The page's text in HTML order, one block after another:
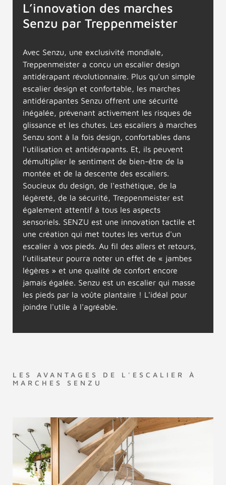
L’innovation des marches
Senzu par Treppenmeister
Avec Senzu, une exclusivité mondiale,
Treppenmeister a conçu un escalier design
antidérapant révolutionnaire. Plus qu'un simple
escalier design et confortable, les marches
antidérapantes Senzu offrent une sécurité
inégalée, prévenant activement les risques de
glissance et les chutes. Les escaliers à marches
Senzu sont à la fois design, confortables dans
l'utilisation et antidérapants. Et, ils peuvent
démultiplier le sentiment de bien-être de la
montée et de la descente des escaliers.
Soucieux du design, de l'esthétique, de la
légèreté, de la sécurité, Treppenmeister est
également attentif à tous les aspects
sensoriels. SENZU est une innovation tactile et
une création qui met toutes les vertus d'un
escalier à vos pieds. Au fil des allers et retours,
l’utilisateur pourra noter un effet de « jambes
légères » et une qualité de confort encore
jamais égalée. Senzu est un escalier qui masse
les pieds par la voûte plantaire ! L'idéal pour
joindre l'utile à l'agréable.
LES AVANTAGES DE L'ESCALIER À
MARCHES SENZU